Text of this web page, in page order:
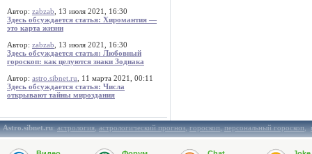
Автор: zabzab , 13 июля 2021, 16:30
Здесь обсуждается статья: Хиромантия —
это карта жизни
Автор: zabzab , 13 июля 2021, 16:30
Здесь обсуждается статья: Любовный
гороскоп: как целуются знаки Зодиака
Автор: astro.sibnet.ru , 11 марта 2021, 00:11
Здесь обсуждается статья: Числа
открывают тайны мироздания
Astro.sibnet.ru:астрология,астрологический прогноз,гороскоп,персональный гороскоп,